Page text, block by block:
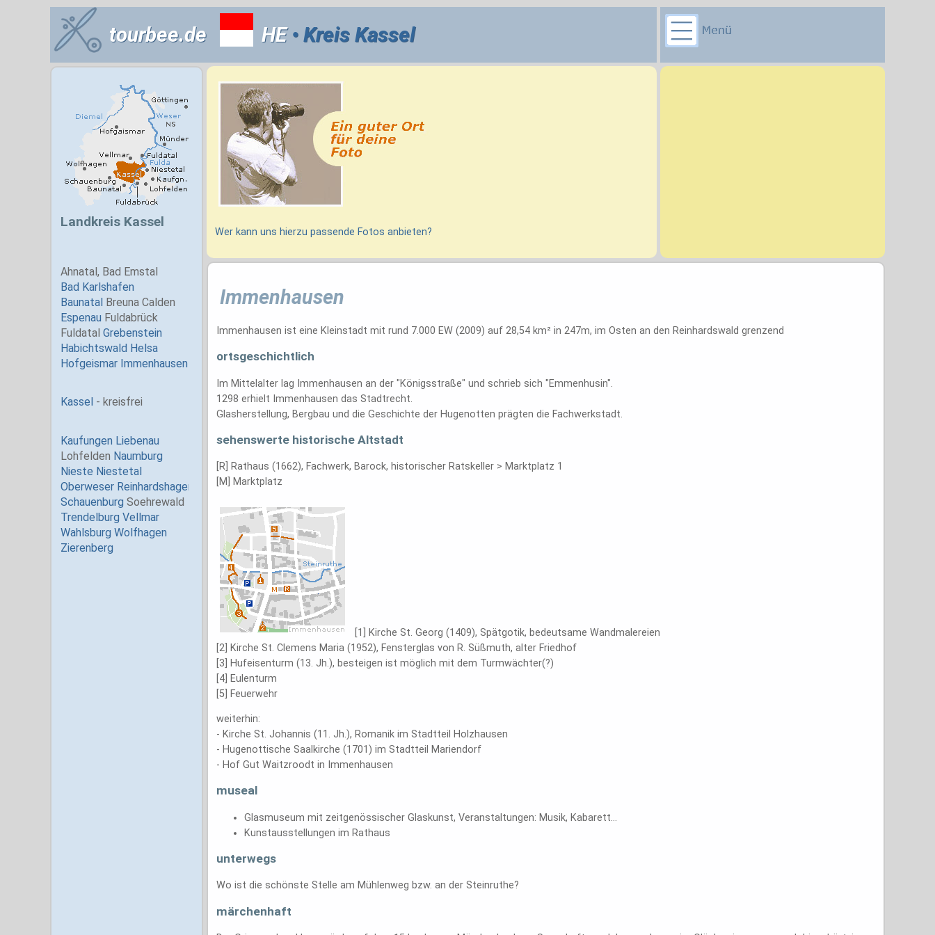
tourbee.de HE• Kreis Kassel
Wer kann uns hierzu passende Fotos anbieten?
Immenhausen
Immenhausen ist eine Kleinstadt mit rund 7.000 EW (2009) auf 28,54 km² in 247m, im Osten an den Reinhardswald grenzend
ortsgeschichtlich
Im Mittelalter lag Immenhausen an der "Königsstraße" und schrieb sich "Emmenhusin".
1298 erhielt Immenhausen das Stadtrecht.
Glasherstellung, Bergbau und die Geschichte der Hugenotten prägten die Fachwerkstadt.
sehenswerte historische Altstadt
[R] Rathaus (1662), Fachwerk, Barock, historischer Ratskeller > Marktplatz 1
[M] Marktplatz
[1] Kirche St. Georg (1409), Spätgotik, bedeutsame Wandmalereien
[2] Kirche St. Clemens Maria (1952), Fensterglas von R. Süßmuth, alter Friedhof
[3] Hufeisenturm (13. Jh.), besteigen ist möglich mit dem Turmwächter(?)
[4] Eulenturm
[5] Feuerwehr
weiterhin:
- Kirche St. Johannis (11. Jh.), Romanik im Stadtteil Holzhausen
- Hugenottische Saalkirche (1701) im Stadtteil Mariendorf
- Hof Gut Waitzroodt in Immenhausen
museal
Glasmuseum mit zeitgenössischer Glaskunst, Veranstaltungen: Musik, Kabarett...
Kunstausstellungen im Rathaus
unterwegs
Wo ist die schönste Stelle am Mühlenweg bzw. an der Steinruthe?
märchenhaft